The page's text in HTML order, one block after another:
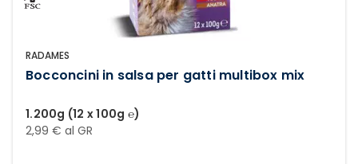
RADAMES
Bocconcini in salsa per gatti multibox mix
1.200g (12 x 100g ℮)
2,99 € al GR